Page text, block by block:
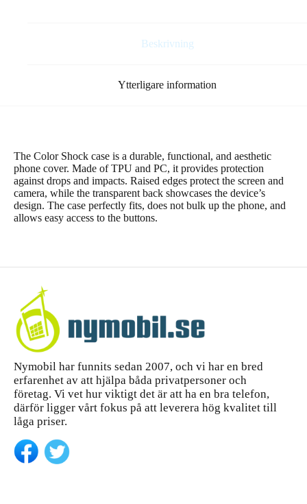
Beskrivning
Ytterligare information
The Color Shock case is a durable, functional, and aesthetic
phone cover. Made of TPU and PC, it provides protection
against drops and impacts. Raised edges protect the screen and
camera, while the transparent back showcases the device’s
design. The case perfectly fits, does not bulk up the phone, and
allows easy access to the buttons.
Nymobil har funnits sedan 2007, och vi har en bred
erfarenhet av att hjälpa båda privatpersoner och
företag. Vi vet hur viktigt det är att ha en bra telefon,
därför ligger vårt fokus på att leverera hög kvalitet till
låga priser.